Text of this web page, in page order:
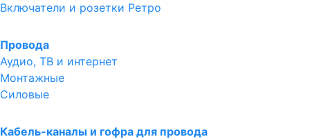
Включатели и розетки Ретро
Провода
Аудио, ТВ и интернет
Монтажные
Силовые
Кабель-каналы и гофра для провода